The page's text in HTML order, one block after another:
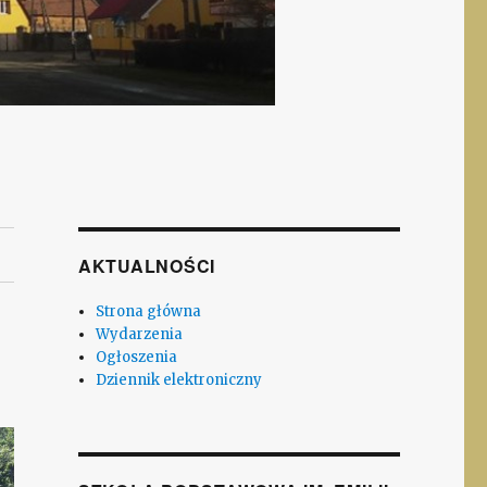
AKTUALNOŚCI
Strona główna
Wydarzenia
Ogłoszenia
Dziennik elektroniczny